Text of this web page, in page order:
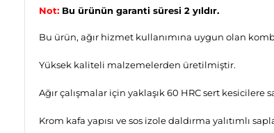
Not:Bu ürünün garanti süresi 2 yıldır.
Bu ürün, ağır hizmet kullanımına uygun olan
Yüksek kaliteli malzemelerden üretilmiştir.
Ağır çalışmalar için yaklaşık 60 HRC sert kesicilere
Krom kafa yapısı ve sos izole daldırma yalıtımlı